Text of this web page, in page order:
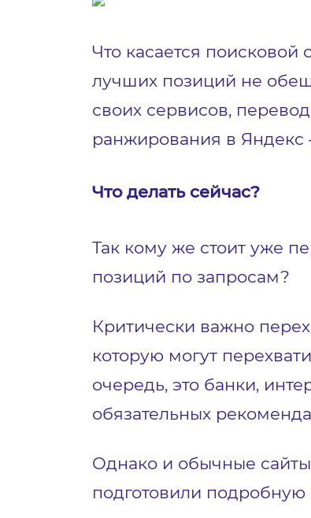
Что касается
лучших позиций не
своих сервисов,
ранжирования в
Что делать сейчас?
Так кому же стоит уже
позиций по запросам?
Критически важно
которую могут
очередь, это банки,
обязательных
Однако и обычные
подготовили